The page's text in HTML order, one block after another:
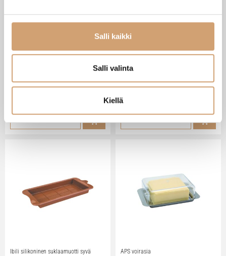
Salli kaikki
Salli valinta
Kiellä
Heti saatavilla verkkokaupasta
Lue lisää
Heti saatavilla verkkokaupasta
29,90
Lue lisää
Ibili silikoninen suklaamuotti syvä APS voirasia